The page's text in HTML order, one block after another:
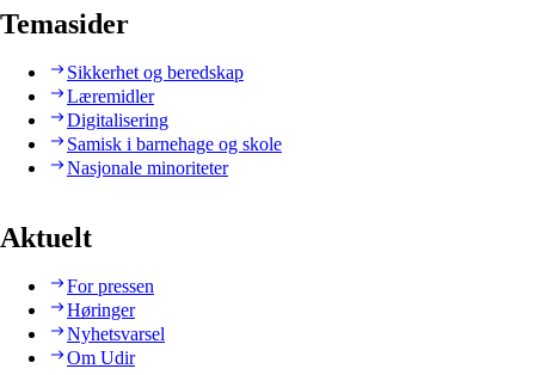
Temasider
Sikkerhet og beredskap
Læremidler
Digitalisering
Samisk i barnehage og skole
Nasjonale minoriteter
Aktuelt
For pressen
Høringer
Nyhetsvarsel
Om Udir